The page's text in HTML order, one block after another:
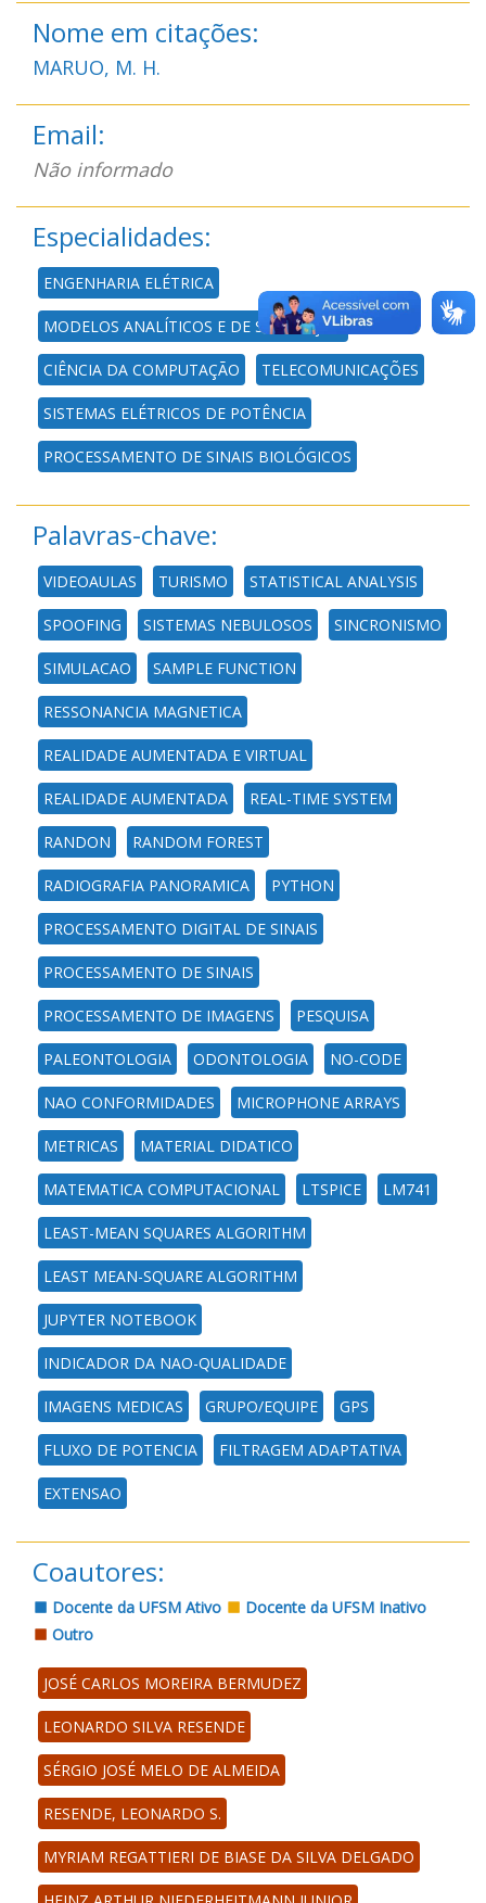
Nome em citações:
MARUO, M. H.
Email:
Não informado
Especialidades:
ENGENHARIA ELÉTRICA
MODELOS ANALÍTICOS E DE SIMULAÇÃO
CIÊNCIA DA COMPUTAÇÃO TELECOMUNICAÇÕES
SISTEMAS ELÉTRICOS DE POTÊNCIA
PROCESSAMENTO DE SINAIS BIOLÓGICOS
Palavras-chave:
VIDEOAULAS TURISMO STATISTICAL ANALYSIS
SPOOFING SISTEMAS NEBULOSOS SINCRONISMO
SIMULACAO SAMPLE FUNCTION
RESSONANCIA MAGNETICA
REALIDADE AUMENTADA E VIRTUAL
REALIDADE AUMENTADA REAL-TIME SYSTEM
RANDON RANDOM FOREST
RADIOGRAFIA PANORAMICA PYTHON
PROCESSAMENTO DIGITAL DE SINAIS
PROCESSAMENTO DE SINAIS
PROCESSAMENTO DE IMAGENS PESQUISA
PALEONTOLOGIA ODONTOLOGIA NO-CODE
NAO CONFORMIDADES MICROPHONE ARRAYS
METRICAS MATERIAL DIDATICO
MATEMATICA COMPUTACIONAL LTSPICE LM741
LEAST-MEAN SQUARES ALGORITHM
LEAST MEAN-SQUARE ALGORITHM
JUPYTER NOTEBOOK
INDICADOR DA NAO-QUALIDADE
IMAGENS MEDICAS GRUPO/EQUIPE GPS
FLUXO DE POTENCIA FILTRAGEM ADAPTATIVA
EXTENSAO
Coautores:
Docente da UFSM Ativo
Docente da UFSM Inativo
Outro
JOSÉ CARLOS MOREIRA BERMUDEZ
LEONARDO SILVA RESENDE
SÉRGIO JOSÉ MELO DE ALMEIDA
RESENDE, LEONARDO S.
MYRIAM REGATTIERI DE BIASE DA SILVA DELGADO